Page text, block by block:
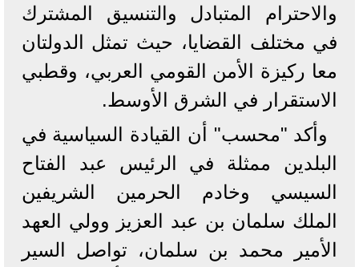
والاحترام المتبادل والتنسيق المشترك
في مختلف القضايا، حيث تمثل الدولتان
معا ركيزة الأمن القومي العربي، وقطبي
الاستقرار في الشرق الأوسط.
وأكد "محسب" أن القيادة السياسية في
البلدين ممثلة في الرئيس عبد الفتاح
السيسي وخادم الحرمين الشريفين
الملك سلمان بن عبد العزيز وولي العهد
الأمير محمد بن سلمان، تواصل السير